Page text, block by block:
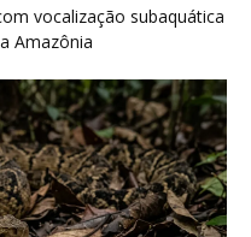
vocalização subaquática
Amazônia